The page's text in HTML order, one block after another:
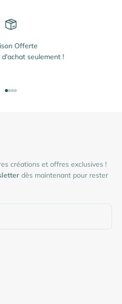
Offerte
d'achat seulement !
créations et offres exclusives !
dès maintenant pour rester